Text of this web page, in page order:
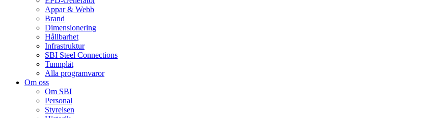
Appar & Webb
Brand
Dimensionering
Hållbarhet
Infrastruktur
SBI Steel Connections
Tunnplåt
Alla programvaror
Om oss
Om SBI
Personal
Styrelsen